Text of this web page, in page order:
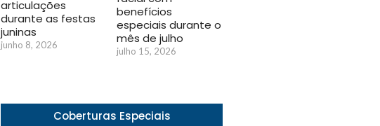
articulações
durante as festas
juninas
junho 8, 2026
benefícios
especiais durante o
mês de julho
julho 15, 2026
Coberturas Especiais